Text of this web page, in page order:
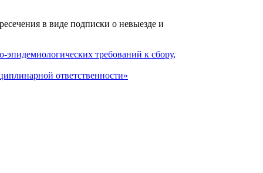
в виде подписки о невыезде и
эпидемиологических требований к сбору,
ответственности»